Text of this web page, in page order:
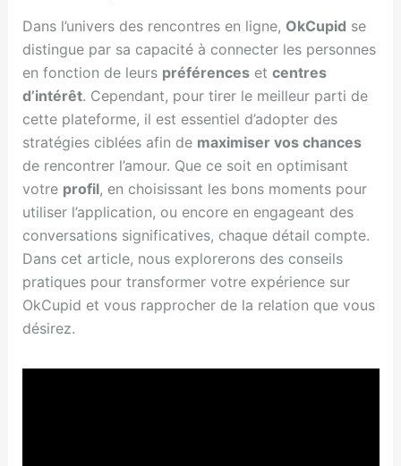
Dans l’univers des rencontres en ligne, OkCupid se
distingue par sa capacité à connecter les personnes
en fonction de leurs préférenceset centres
d’intérêt. Cependant, pour tirer le meilleur parti de
cette plateforme, il est essentiel d’adopter des
stratégies ciblées afin de maximiser vos chances
de rencontrer l’amour. Que ce soit en optimisant
votre profil, en choisissant les bons moments pour
utiliser l’application, ou encore en engageant des
conversations significatives, chaque détail compte.
Dans cet article, nous explorerons des conseils
pratiques pour transformer votre expérience sur
OkCupid et vous rapprocher de la relation que vous
désirez.